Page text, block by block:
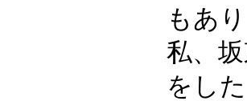
もあ
私、
をし